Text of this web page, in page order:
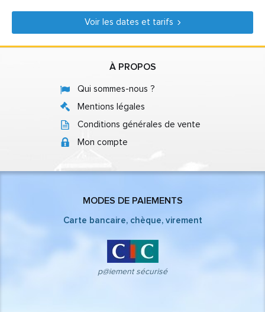
Voir les dates et tarifs
À PROPOS
Qui sommes-nous ?
Mentions légales
Conditions générales de vente
Mon compte
MODES DE PAIEMENTS
Carte bancaire, chèque, virement
p@iement sécurisé